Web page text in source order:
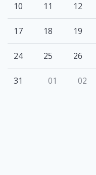
10 11 12
17 18 19
24 25 26
31 01 02